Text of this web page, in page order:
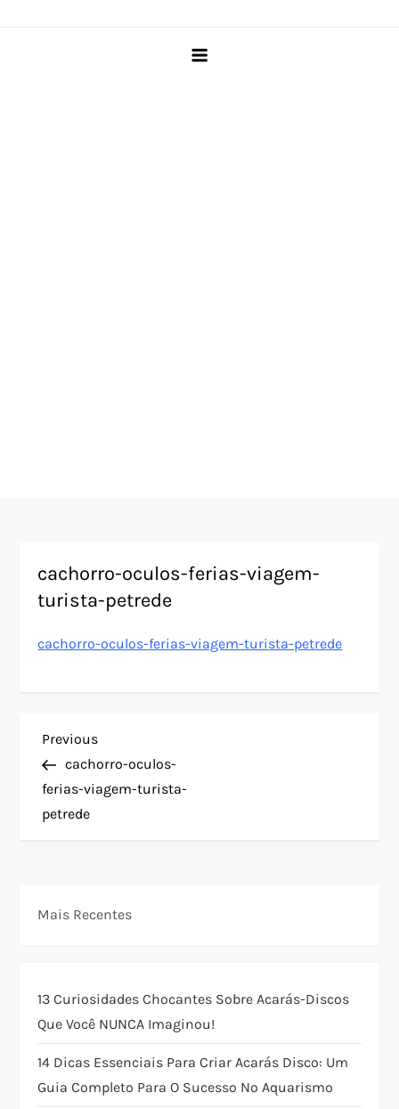
cachorro-oculos-ferias-viagem-
turista-petrede
cachorro-oculos-ferias-viagem-turista-petrede
N
a
v
g
ç
ã
o
Previous
Post
Previous
cachorro-oculos-
ferias-viagem-turista-
petrede
Mais Recentes
13 Curiosidades Chocantes Sobre Acarás-Discos
Que Você NUNCA Imaginou!
14 Dicas Essenciais Para Criar Acarás Disco: Um
Guia Completo Para O Sucesso No Aquarismo